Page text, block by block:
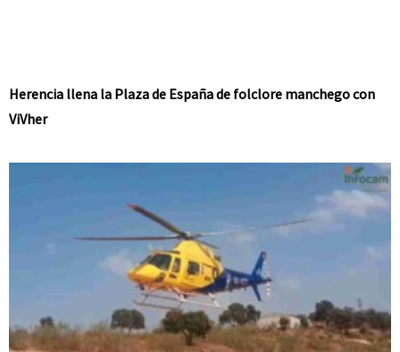
Herencia llena la Plaza de España de folclore manchego con
ViVher